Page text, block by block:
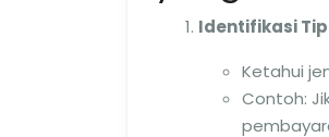
Identifikasi
Ketahui
Contoh: